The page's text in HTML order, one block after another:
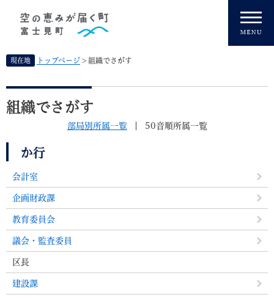
先
。
現在地 トップページ > 組織でさがす
本
文
組織でさがす
部局別所属一覧 50音順所属一覧
か行
会計室
企画財政課
教育委員会
議会・監査委員
区長
建設課